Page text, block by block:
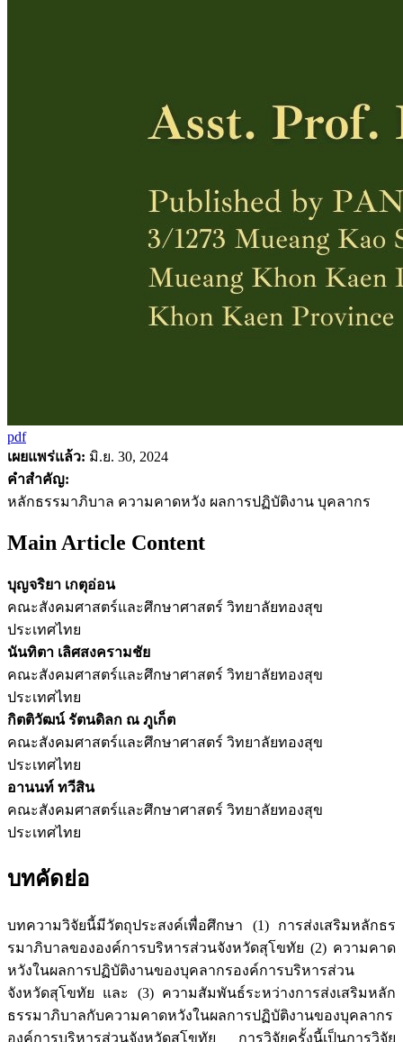
pdf
เผยแพร่แล้ว: มิ.ย. 30, 2024
คำสำคัญ:
หลักธรรมาภิบาล ความคาดหวัง ผลการปฏิบัติงาน บุคลากร
Main Article Content
บุญจริยา เกตุอ่อน
คณะสังคมศาสตร์และศึกษาศาสตร์ วิทยาลัยทองสุข
ประเทศไทย
นันทิตา เลิศสงครามชัย
คณะสังคมศาสตร์และศึกษาศาสตร์ วิทยาลัยทองสุข
ประเทศไทย
กิตติวัฒน์ รัตนดิลก ณ ภูเก็ต
คณะสังคมศาสตร์และศึกษาศาสตร์ วิทยาลัยทองสุข
ประเทศไทย
อานนท์ ทวีสิน
คณะสังคมศาสตร์และศึกษาศาสตร์ วิทยาลัยทองสุข
ประเทศไทย
บทคัดย่อ
บทความวิจัยนี้มีวัตถุประสงค์เพื่อศึกษา (1) การส่งเสริมหลักธร
รมาภิบาลขององค์การบริหารส่วนจังหวัดสุโขทัย (2) ความคาด
หวังในผลการปฏิบัติงานของบุคลากรองค์การบริหารส่วน
จังหวัดสุโขทัย และ (3) ความสัมพันธ์ระหว่างการส่งเสริมหลัก
ธรรมาภิบาลกับความคาดหวังในผลการปฏิบัติงานของบุคลากร
องค์การบริหารส่วนจังหวัดสุโขทัย การวิจัยครั้งนี้เป็นการวิจัย